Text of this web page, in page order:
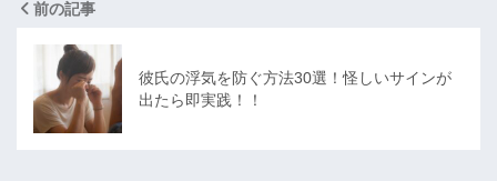
前の記事
彼氏の浮気を防ぐ方法30選！怪しいサインが
出たら即実践！！